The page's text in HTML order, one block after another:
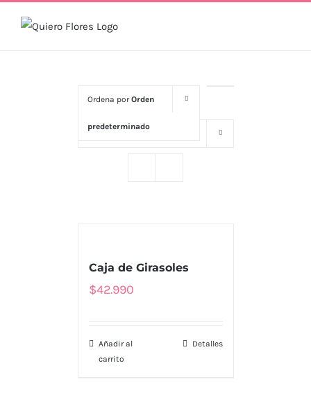
Ordena porOrden
predeterminado
Mostrar
Caja de Girasoles
$42.990
Añadir al
carrito
Detalles